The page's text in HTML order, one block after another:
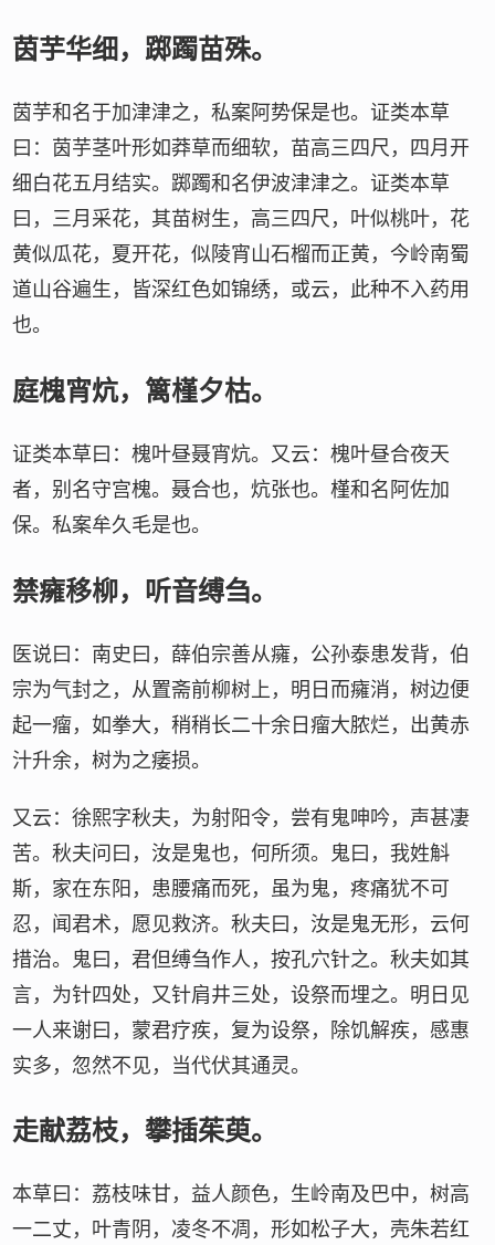
茵芋华细，踯躅苗殊。
茵芋和名于加津津之，私案阿势保是也。证类本草
曰：茵芋茎叶形如莽草而细软，苗高三四尺，四月开
细白花五月结实。踯躅和名伊波津津之。证类本草
曰，三月采花，其苗树生，高三四尺，叶似桃叶，花
黄似瓜花，夏开花，似陵宵山石榴而正黄，今岭南蜀
道山谷遍生，皆深红色如锦绣，或云，此种不入药用
也。
庭槐宵炕，篱槿夕枯。
证类本草曰：槐叶昼聂宵炕。又云：槐叶昼合夜天
者，别名守宫槐。聂合也，炕张也。槿和名阿佐加
保。私案牟久毛是也。
禁癕移柳，听音缚刍。
医说曰：南史曰，薛伯宗善从癕，公孙泰患发背，伯
宗为气封之，从置斋前柳树上，明日而癕消，树边便
起一瘤，如拳大，稍稍长二十余日瘤大脓烂，出黄赤
汁升余，树为之痿损。
又云：徐熙字秋夫，为射阳令，尝有鬼呻吟，声甚凄
苦。秋夫问曰，汝是鬼也，何所须。鬼曰，我姓斛
斯，家在东阳，患腰痛而死，虽为鬼，疼痛犹不可
忍，闻君术，愿见救济。秋夫曰，汝是鬼无形，云何
措治。鬼曰，君但缚刍作人，按孔穴针之。秋夫如其
言，为针四处，又针肩井三处，设祭而埋之。明日见
一人来谢曰，蒙君疗疾，复为设祭，除饥解疾，感惠
实多，忽然不见，当代伏其通灵。
走献荔枝，攀插茱萸。
本草曰：荔枝味甘，益人颜色，生岭南及巴中，树高
一二丈，叶青阴，凌冬不凋，形如松子大，壳朱若红